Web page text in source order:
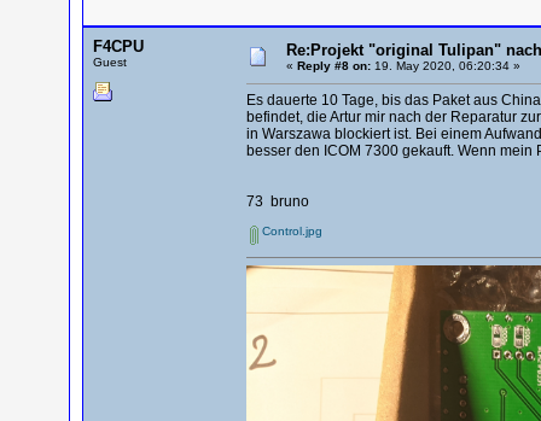
F4CPU
Guest
Re:Projekt "original Tulipan"
« Reply #8 on:19. May 2020, 06:20:34 »
Es dauerte 10 Tage, bis das Paket aus
befindet, die Artur mir nach der Reparatur
in Warszawa blockiert ist. Bei einem
besser den ICOM 7300 gekauft. Wenn
73 bruno
Control.jpg